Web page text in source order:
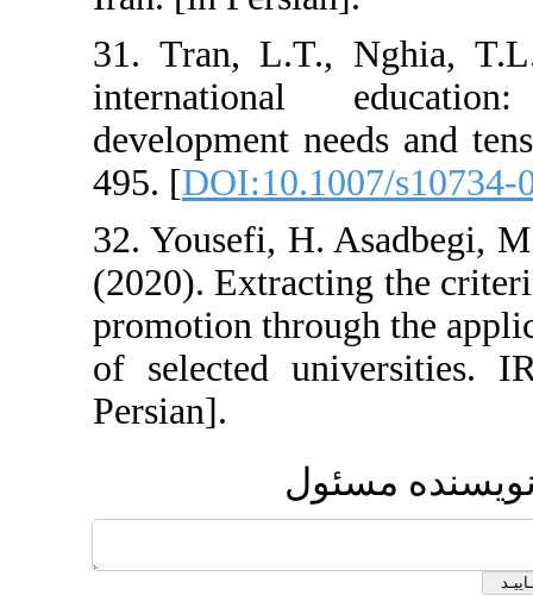
31. Tran, L.T.,
international
development
495. [DOI:10.1007/
32. Yousefi, H.
(2020). Extracting
promotion through
of selected
Persian].
مسئول